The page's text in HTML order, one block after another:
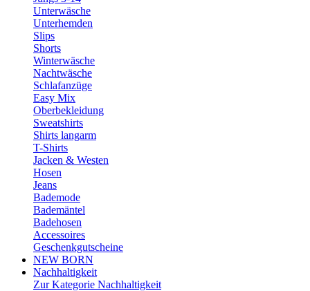
Unterwäsche
Unterhemden
Slips
Shorts
Winterwäsche
Nachtwäsche
Schlafanzüge
Easy Mix
Oberbekleidung
Sweatshirts
Shirts langarm
T-Shirts
Jacken & Westen
Hosen
Jeans
Bademode
Bademäntel
Badehosen
Accessoires
Geschenkgutscheine
NEW BORN
Nachhaltigkeit
Zur Kategorie Nachhaltigkeit